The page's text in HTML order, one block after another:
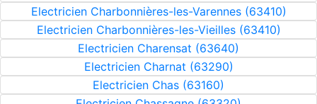
Electricien Charbonnières-les-Varennes (63410)
Electricien Charbonnières-les-Vieilles (63410)
Electricien Charensat (63640)
Electricien Charnat (63290)
Electricien Chas (63160)